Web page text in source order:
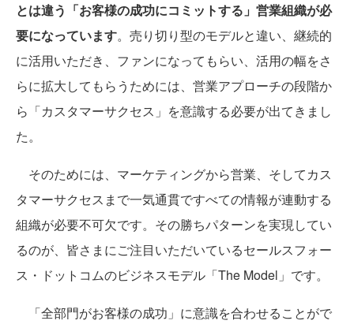
とは違う「お客様の成功にコミットする」営業組織が必
要になっています。売り切り型のモデルと違い、継続的
に活用いただき、ファンになってもらい、活用の幅をさ
らに拡大してもらうためには、営業アプローチの段階か
ら「カスタマーサクセス」を意識する必要が出てきまし
た。
そのためには、マーケティングから営業、そしてカス
タマーサクセスまで一気通貫ですべての情報が連動する
組織が必要不可欠です。その勝ちパターンを実現してい
るのが、皆さまにご注目いただいているセールスフォー
ス・ドットコムのビジネスモデル「The Model」です。
「全部門がお客様の成功」に意識を合わせることがで